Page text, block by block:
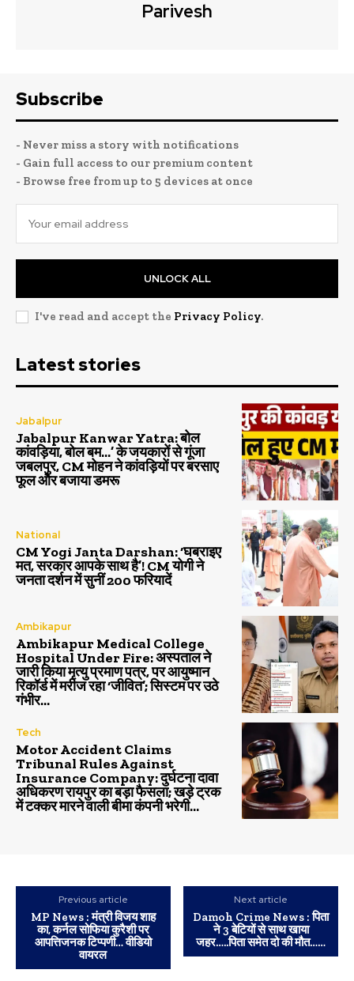
Parivesh
Subscribe
- Never miss a story with notifications
- Gain full access to our premium content
- Browse free from up to 5 devices at once
UNLOCK ALL
I've read and accept the Privacy Policy.
Latest stories
Jabalpur
Jabalpur Kanwar Yatra: बोल
कांवड़िया, बोल बम…’ के जयकारों से गूंजा
जबलपुर, CM मोहन ने कांवड़ियों पर बरसाए
फूल और बजाया डमरू
National
CM Yogi Janta Darshan: ‘घबराइए
मत, सरकार आपके साथ है’! CM योगी ने
जनता दर्शन में सुनीं 200 फरियादें
Ambikapur
Ambikapur Medical College
Hospital Under Fire: अस्पताल ने
जारी किया मृत्यु प्रमाण पत्र, पर आयुष्मान
रिकॉर्ड में मरीज रहा ‘जीवित’; सिस्टम पर उठे
गंभीर...
Tech
Motor Accident Claims
Tribunal Rules Against
Insurance Company: दुर्घटना दावा
अधिकरण रायपुर का बड़ा फैसला; खड़े ट्रक
में टक्कर मारने वाली बीमा कंपनी भरेगी...
Previous article
MP News : मंत्री विजय शाह
का, कर्नल सोफिया कुरैशी पर
आपत्तिजनक टिप्पणी… वीडियो
वायरल
Next article
Damoh Crime News : पिता
ने 3 बेटियों से साथ खाया
जहर…..पिता समेत दो की मौत……